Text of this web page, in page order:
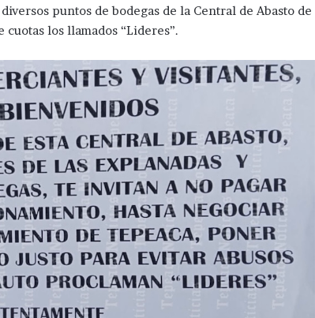
puntos de bodegas de la Central de Abasto de
los llamados “Lideres”.